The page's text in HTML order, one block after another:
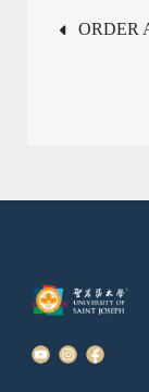
文
覽
ORDER